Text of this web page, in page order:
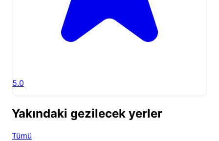
5.0
Yakındaki gezilecek yerler
Tümü